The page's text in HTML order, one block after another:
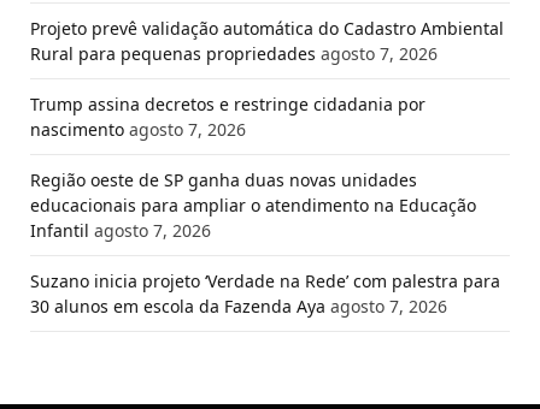
Projeto prevê validação automática do Cadastro Ambiental
Rural para pequenas propriedades agosto 7, 2026
Trump assina decretos e restringe cidadania por
nascimento agosto 7, 2026
Região oeste de SP ganha duas novas unidades
educacionais para ampliar o atendimento na Educação
Infantil agosto 7, 2026
Suzano inicia projeto ‘Verdade na Rede’ com palestra para
30 alunos em escola da Fazenda Aya agosto 7, 2026